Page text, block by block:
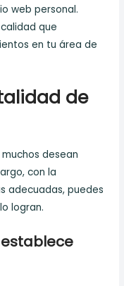
web personal.
que
en tu área de
de
desean
con la
adecuadas, puedes
logran.
establece